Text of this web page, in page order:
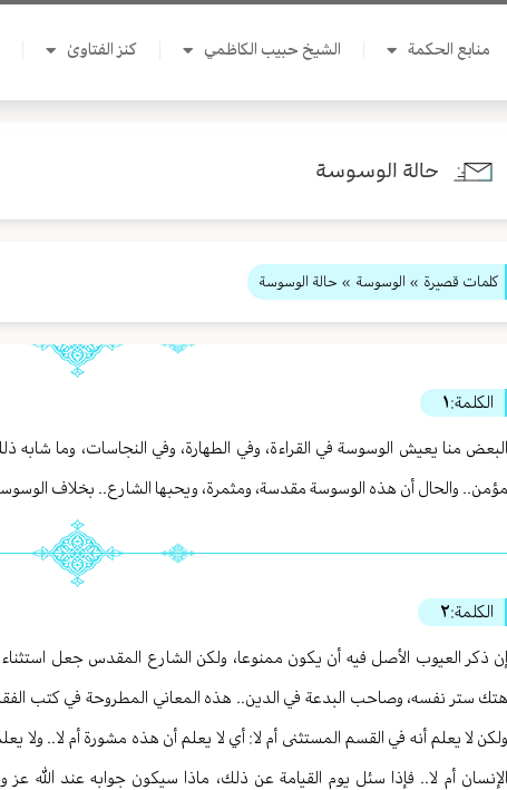
منابع الحكمة الشيخ حبيب الكاظمي كنز الفتاوىٰ
حالة الوسوسة
كلمات قصيرة » الوسوسة » حالة الوسوسة
الكلمة:١
البعض منا يعيش الوسوسة في القراءة، وفي الطهارة، وفي النجاسات، وما شابه
مؤمن.. والحال أن هذه الوسوسة مقدسة، ومثمرة، ويحبها الشارع.. بخلاف الوسوسة
الكلمة:٢
إن ذكر العيوب الأصل فيه أن يكون ممنوعا، ولكن الشارع المقدس جعل
هتك ستر نفسه، وصاحب البدعة في الدين.. هذه المعاني المطروحة في كتب
ولكن لا يعلم أنه في القسم المستثنى أم لا: أي لا يعلم أن هذه مشورة أم لا.. ولا
الإنسان أم لا.. فإذا سئل يوم القيامة عن ذلك، ماذا سيكون جوابه عند الله